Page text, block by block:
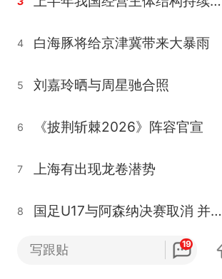
4 白海豚将给京津冀带来大暴雨
5 刘嘉玲晒与周星驰合照
6 《披荆斩棘2026》阵容官宣
7 上海有出现龙卷潜势
8 国足U17与阿森纳决赛取消 并列冠军
香港高温刷新历史纪录
写跟贴 19